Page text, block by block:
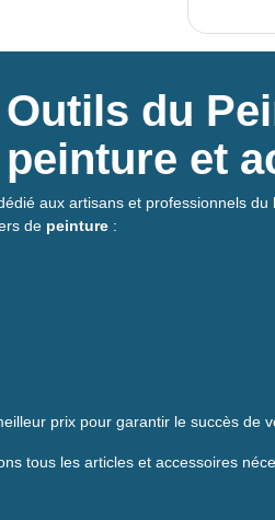
du
et
aux artisans et professionnels
de peinture :
prix pour garantir le succès de
tous les articles et accessoires